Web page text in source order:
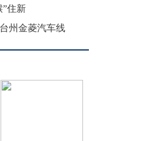
”住新
州金菱汽车线